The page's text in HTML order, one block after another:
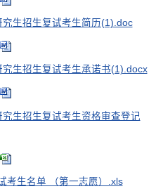
生招生复试考生简历(1).doc
生招生复试考生承诺书(1).docx
生招生复试考生资格审查登记
考生名单 （第一志愿）.xls